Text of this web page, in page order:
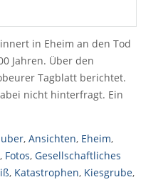
in Eheim an den Tod
Jahren. Über den
Tagblatt berichtet.
nicht hinterfragt. Ein
, Ansichten, Eheim,
, Fotos, Gesellschaftliches
, Katastrophen, Kiesgrube,